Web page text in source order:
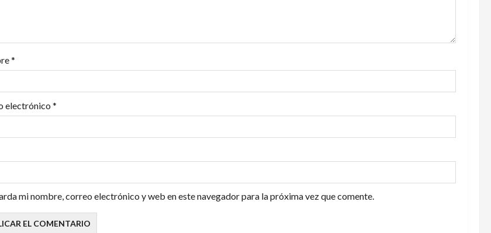
*
electrónico*
mi nombre, correo electrónico y web en este navegador para la próxima vez que comente.